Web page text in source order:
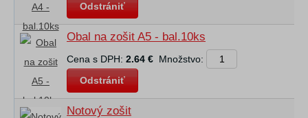
Odstrániť
Obal na zošit A5 - bal.10ks
Cena s DPH: 2.64 € Množstvo:
Odstrániť
Notový zošit